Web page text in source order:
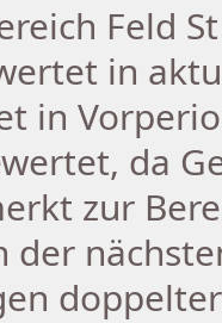
Feld
in
in
da
zur
der